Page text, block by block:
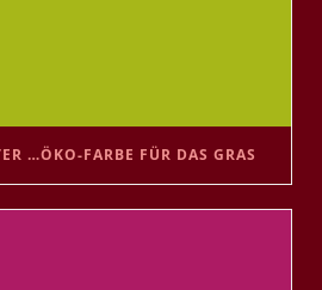
…ÖKO-FARBE FÜR DAS GRAS